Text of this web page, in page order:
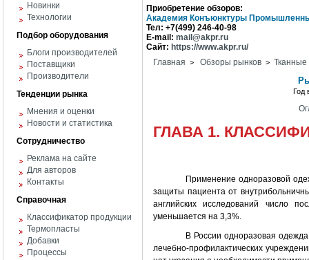
Новинки
Технологии
Подбор оборудования
Блоги производителей
Поставщики
Производители
Тенденции рынка
Мнения и оценки
Новости и статистика
Сотрудничество
Реклама на сайте
Для авторов
Контакты
Справочная
Классификатор продукции
Термопласты
Добавки
Процессы
Приобретение обзоров:
Академия Конъюнктуры
Тел: +7(499) 246-40-98
E-mail: mail@akpr.ru
Сайт: https://www.akpr.ru/
Главная > Обзоры рынков >
Год
ГЛАВА 1.
Применение одноразовой
защиты пациента от
английских исследований число
уменьшается на 3,3%.
В России одноразовая
лечебно-профилактических